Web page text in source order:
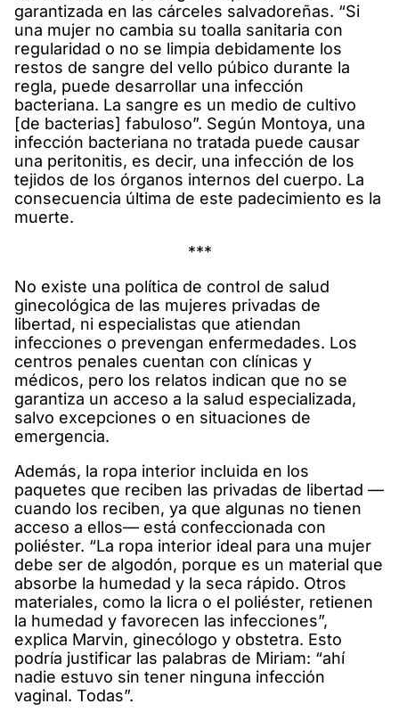
garantizada en las cárceles salvadoreñas. “Si
una mujer no cambia su toalla sanitaria con
regularidad o no se limpia debidamente los
restos de sangre del vello púbico durante la
regla, puede desarrollar una infección
bacteriana. La sangre es un medio de cultivo
[de bacterias] fabuloso”. Según Montoya, una
infección bacteriana no tratada puede causar
una peritonitis, es decir, una infección de los
tejidos de los órganos internos del cuerpo. La
consecuencia última de este padecimiento es la
muerte.
***
No existe una política de control de salud
ginecológica de las mujeres privadas de
libertad, ni especialistas que atiendan
infecciones o prevengan enfermedades. Los
centros penales cuentan con clínicas y
médicos, pero los relatos indican que no se
garantiza un acceso a la salud especializada,
salvo excepciones o en situaciones de
emergencia.
Además, la ropa interior incluida en los
paquetes que reciben las privadas de libertad —
cuando los reciben, ya que algunas no tienen
acceso a ellos— está confeccionada con
poliéster. “La ropa interior ideal para una mujer
debe ser de algodón, porque es un material que
absorbe la humedad y la seca rápido. Otros
materiales, como la licra o el poliéster, retienen
la humedad y favorecen las infecciones”,
explica Marvin, ginecólogo y obstetra. Esto
podría justificar las palabras de Miriam: “ahí
nadie estuvo sin tener ninguna infección
vaginal. Todas”.